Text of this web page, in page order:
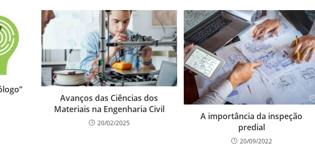
Avanços das Ciências dos
Materiais na Engenharia Civil
20/02/2025
A importância da inspeção
predial
20/09/2022